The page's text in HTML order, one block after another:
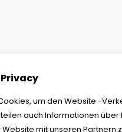
um den Website -
auch Informationen über
mit unseren Partnern